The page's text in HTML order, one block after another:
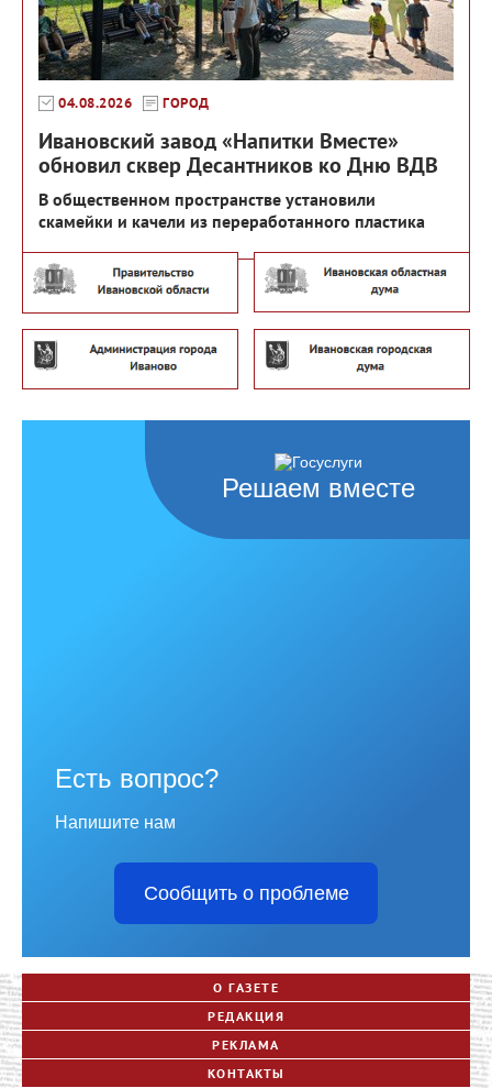
04.08.2026 ГОРОД
Ивановский завод «Напитки Вместе»
обновил сквер Десантников ко Дню ВДВ
В общественном пространстве установили
скамейки и качели из переработанного пластика
Решаем вместе
Есть вопрос?
Напишите нам
Сообщить о проблеме
О ГАЗЕТЕ
РЕДАКЦИЯ
РЕКЛАМА
КОНТАКТЫ